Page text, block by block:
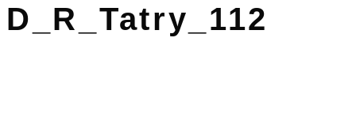
D_R_Tatry_112